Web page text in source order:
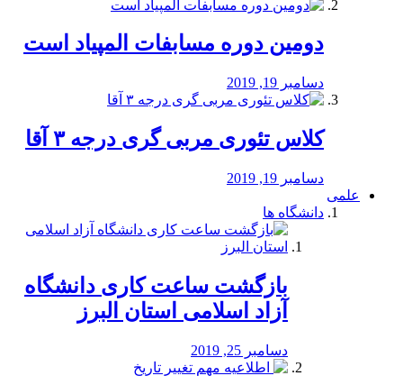
دومین دوره مسابفات المپیاد است
دسامبر 19, 2019
کلاس تئوری مربی گری درجه ۳ آقا
دسامبر 19, 2019
علمی
دانشگاه ها
بازگشت ساعت کاری دانشگاه
آزاد اسلامی استان البرز
دسامبر 25, 2019